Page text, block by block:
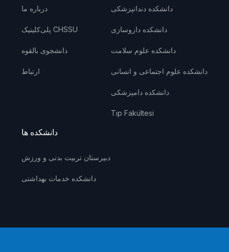
درباره ما
پلی‌کلینیک CHSSU
دانشجوی بالقوه
ارتباط
دانشکده دندانپزشکی
دانشکده داروسازی
دانشکده علوم سلامت
دانشکده علوم اجتماعی و انسانی
دانشکده دامپزشکی
Tıp Fakültesi
دانشکده ها
دبیرستان تربیت بدنی و ورزش
دانشکده خدمات بهداشتی